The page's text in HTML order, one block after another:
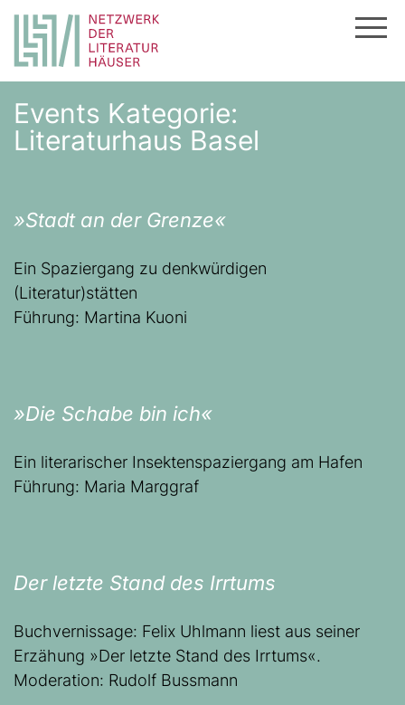
Inhalt
springen
Events Kategorie:
Literaturhaus Basel
»Stadt an der Grenze«
Ein Spaziergang zu denkwürdigen
(Literatur)stätten
Führung: Martina Kuoni
»Die Schabe bin ich«
Ein literarischer Insektenspaziergang am Hafen
Führung: Maria Marggraf
Der letzte Stand des Irrtums
Buchvernissage: Felix Uhlmann liest aus seiner
Erzähung »Der letzte Stand des Irrtums«.
Moderation: Rudolf Bussmann